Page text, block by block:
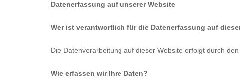
Datenerfassung auf unserer Website
Wer ist verantwortlich für die Datenerfassung auf
Die Datenverarbeitung auf dieser Website erfolgt durch
Wie erfassen wir Ihre Daten?